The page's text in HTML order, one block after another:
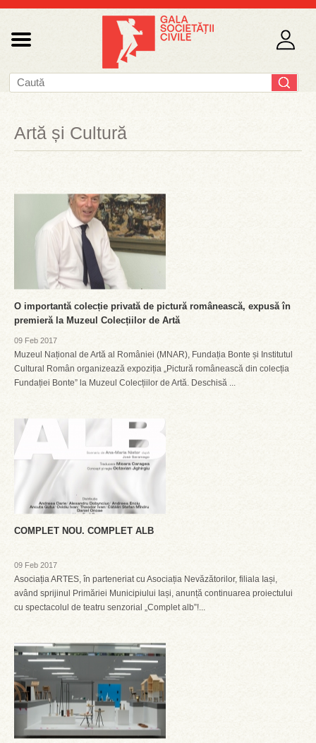
Artă și Cultură
O importantă colecție privată de pictură românească, expusă în
premieră la Muzeul Colecțiilor de Artă
09 Feb 2017
Muzeul Național de Artă al României (MNAR), Fundația Bonte și Institutul
Cultural Român organizează expoziția „Pictură românească din colecția
Fundației Bonte” la Muzeul Colecțiilor de Artă. Deschisă ...
COMPLET NOU. COMPLET ALB
09 Feb 2017
Asociația ARTES, în parteneriat cu Asociația Nevăzătorilor, filiala Iași,
având sprijinul Primăriei Municipiului Iași, anunță continuarea proiectului
cu spectacolul de teatru senzorial „Complet alb”!...